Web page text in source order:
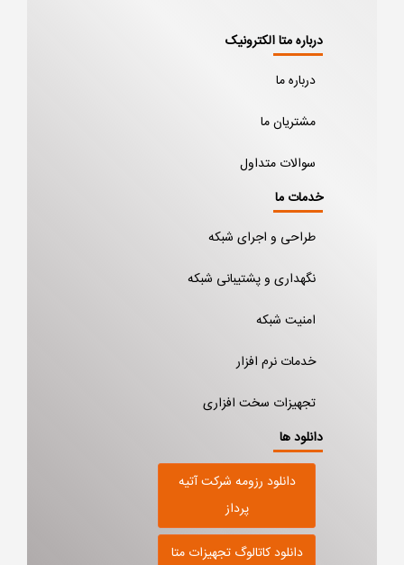
درباره متا الکترونیک
درباره ما
مشتریان ما
سوالات متداول
خدمات ما
طراحی و اجرای شبکه
نگهداری و پشتیبانی شبکه
امنیت شبکه
خدمات نرم افزار
تجهیزات سخت افزاری
دانلود ها
دانلود رزومه شرکت آتیه
پرداز
دانلود کاتالوگ تجهیزات متا